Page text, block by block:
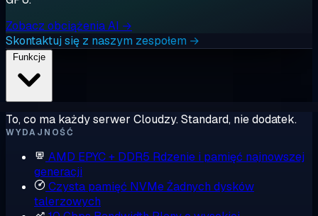
Zobacz obciążenia AI →
Skontaktuj się z naszym zespołem →
To, co ma każdy serwer Cloudzy. Standard, nie dodatek.
WYDAJNOŚĆ
AMD EPYC + DDR5 Rdzenie i pamięć najnowszej
generacji
Czysta pamięć NVMeŻadnych dysków
talerzowych